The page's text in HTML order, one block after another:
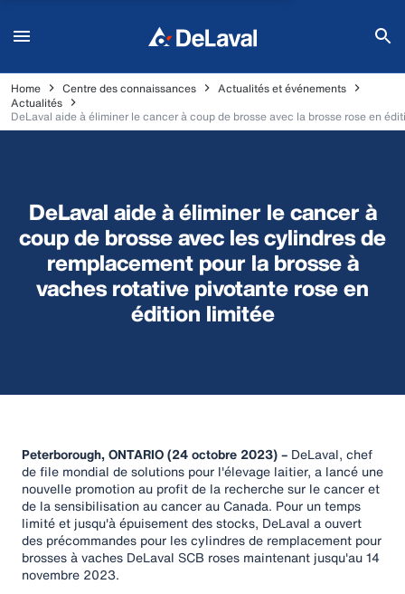
Home Centre des connaissances
Actualités et événements
Actualités
DeLaval aide à éliminer le cancer à coup de brosse avec la brosse rose en
DeLaval aide à éliminer le cancer à
coup de brosse avec les cylindres de
remplacement pour la brosse à
vaches rotative pivotante rose en
édition limitée
Peterborough, ONTARIO (24 octobre 2023) – DeLaval, chef
de file mondial de solutions pour l'élevage laitier, a lancé une
nouvelle promotion au profit de la recherche sur le cancer et
de la sensibilisation au cancer au Canada. Pour un temps
limité et jusqu'à épuisement des stocks, DeLaval a ouvert
des précommandes pour les cylindres de remplacement pour
brosses à vaches DeLaval SCB roses maintenant jusqu'au 14
novembre 2023.